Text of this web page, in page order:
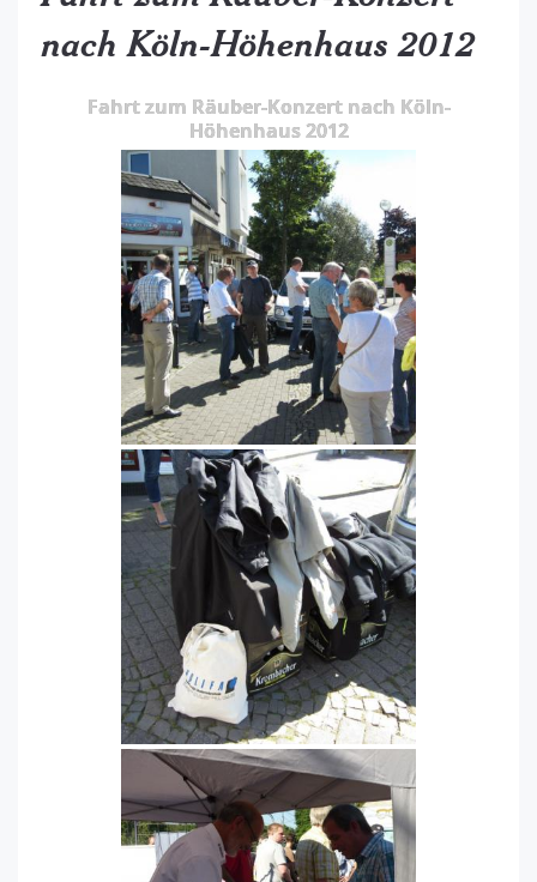
nach Köln-Höhenhaus 2012
Fahrt zum Räuber-Konzert nach Köln-
Höhenhaus 2012